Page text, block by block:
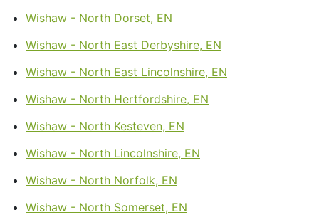
Wishaw - North Dorset, EN
Wishaw - North East Derbyshire, EN
Wishaw - North East Lincolnshire, EN
Wishaw - North Hertfordshire, EN
Wishaw - North Kesteven, EN
Wishaw - North Lincolnshire, EN
Wishaw - North Norfolk, EN
Wishaw - North Somerset, EN